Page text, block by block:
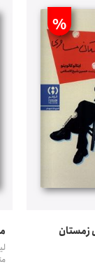
%
زمستان